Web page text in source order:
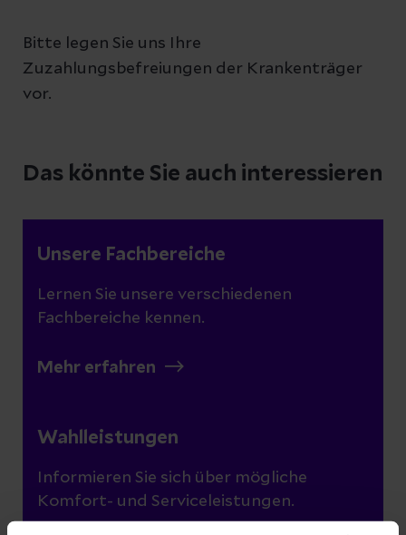
Bitte legen Sie uns Ihre
Zuzahlungsbefreiungen der Krankenträger
vor.
Das könnte Sie auch interessieren
Unsere Fachbereiche
Lernen Sie unsere verschiedenen
Fachbereiche kennen.
Mehr erfahren
Wahlleistungen
Informieren Sie sich über mögliche
Komfort- und Serviceleistungen.